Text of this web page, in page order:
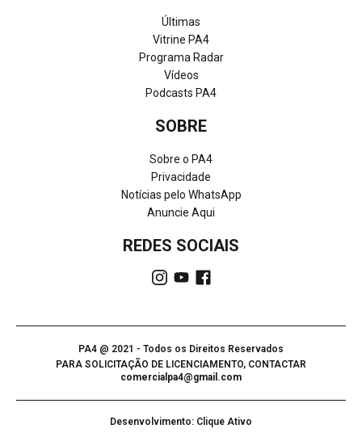
Últimas
Vitrine PA4
Programa Radar
Vídeos
Podcasts PA4
SOBRE
Sobre o PA4
Privacidade
Notícias pelo WhatsApp
Anuncie Aqui
REDES SOCIAIS
PA4 @ 2021 - Todos os Direitos Reservados
PARA SOLICITAÇÃO DE LICENCIAMENTO, CONTACTAR
comercialpa4@gmail.com
Desenvolvimento: Clique Ativo